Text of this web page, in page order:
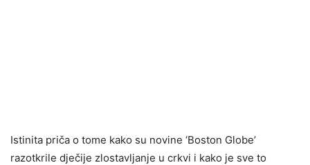
Istinita priča o tome kako su novine ‘Boston Globe’
razotkrile dječije zlostavljanje u crkvi i kako je sve to